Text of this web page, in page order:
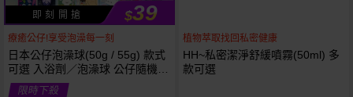
即 刻 開 搶 $39
療癒公仔!享受泡澡每一刻
日本公仔泡澡球(50g / 55g) 款式
可選 入浴劑／泡澡球 公仔隨機出
貨
限時下殺
植物萃取找回私密健康
HH~私密潔淨舒緩噴霧(50ml) 多
款可選